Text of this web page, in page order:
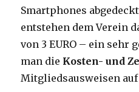
Smartphones
entstehen dem Verein
von 3 EURO – ein sehr
man die Kosten- und
Mitgliedsausweisen